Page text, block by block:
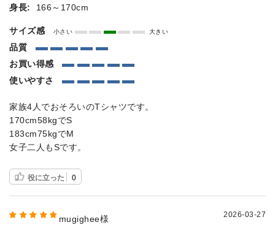
身長:
166～170cm
サイズ感 小さい 大きい
品質
お買い得感
使いやすさ
家族4人でおそろいのTシャツです。
170cm58kgでS
183cm75kgでM
女子二人もSです。
役に立った 0
mugighee様 2026-03-27